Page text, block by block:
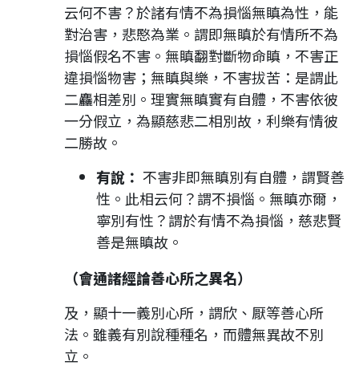
云何不害？於諸有情不為損惱無瞋為性，能
對治害，悲愍為業。謂即無瞋於有情所不為
損惱假名不害。無瞋翻對斷物命瞋，不害正
違損惱物害；無瞋與樂，不害拔苦：是謂此
二麤相差別。理實無瞋實有自體，不害依彼
一分假立，為顯慈悲二相別故，利樂有情彼
二勝故。
有說： 不害非即無瞋別有自體，謂賢善
性。此相云何？謂不損惱。無瞋亦爾，
寧別有性？謂於有情不為損惱，慈悲賢
善是無瞋故。
（會通諸經論善心所之異名）
及，顯十一義別心所，謂欣、厭等善心所
法。雖義有別說種種名，而體無異故不別
立。